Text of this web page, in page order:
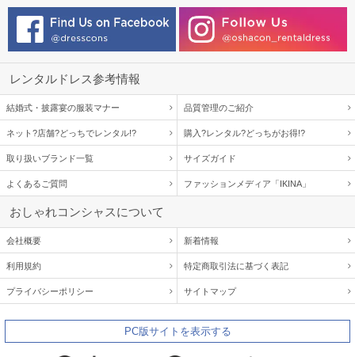
レンタルドレス参考情報
結婚式・披露宴の服装マナー 品質管理のご紹介
ネット?店舗?どっちでレンタル!? 購入?レンタル?どっちがお得!?
取り扱いブランド一覧 サイズガイド
よくあるご質問 ファッションメディア「IKINA」
おしゃれコンシャスについて
会社概要 新着情報
利用規約 特定商取引法に基づく表記
プライバシーポリシー サイトマップ
PC版サイトを表示する